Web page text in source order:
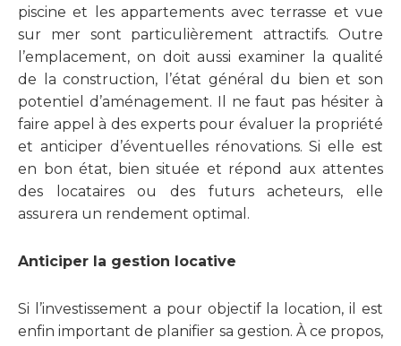
piscine et les appartements avec terrasse et vue
sur mer sont particulièrement attractifs. Outre
l’emplacement, on doit aussi examiner la qualité
de la construction, l’état général du bien et son
potentiel d’aménagement. Il ne faut pas hésiter à
faire appel à des experts pour évaluer la propriété
et anticiper d’éventuelles rénovations. Si elle est
en bon état, bien située et répond aux attentes
des locataires ou des futurs acheteurs, elle
assurera un rendement optimal.
Anticiper la gestion locative
Si l’investissement a pour objectif la location, il est
enfin important de planifier sa gestion. À ce propos,